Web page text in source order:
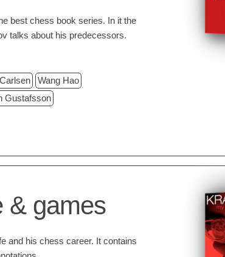
best chess book series. In it the
talks about his predecessors.
Wang Hao
Gustafsson
& games
and his chess career. It contains